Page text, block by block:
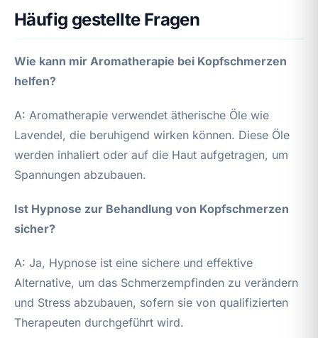
Häufig gestellte Fragen
Wie kann mir Aromatherapie bei Kopfschmerzen
helfen?
A: Aromatherapie verwendet ätherische Öle wie
Lavendel, die beruhigend wirken können. Diese Öle
werden inhaliert oder auf die Haut aufgetragen, um
Spannungen abzubauen.
Ist Hypnose zur Behandlung von Kopfschmerzen
sicher?
A: Ja, Hypnose ist eine sichere und effektive
Alternative, um das Schmerzempfinden zu verändern
und Stress abzubauen, sofern sie von qualifizierten
Therapeuten durchgeführt wird.